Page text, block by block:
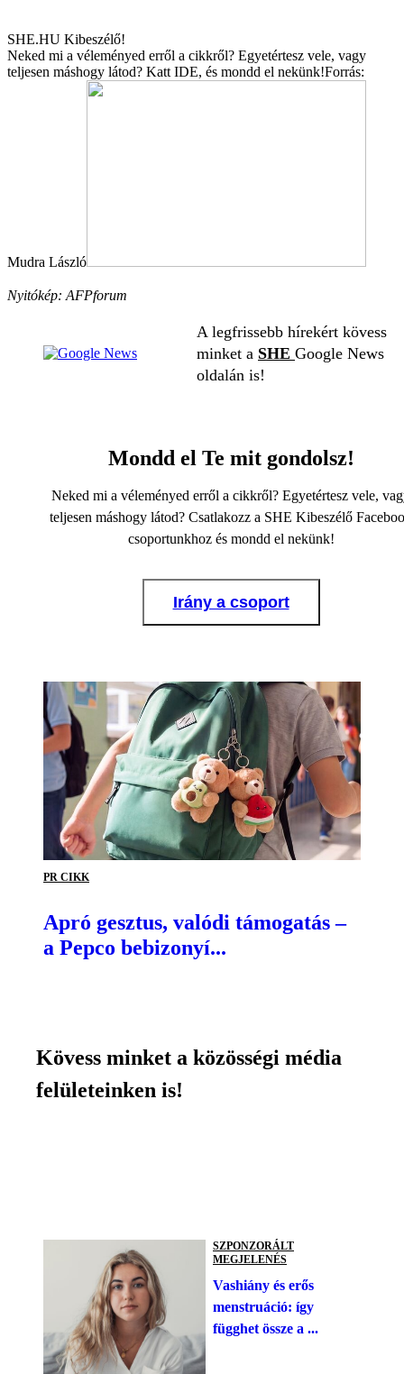
SHE.HU Kibeszélő!
Neked mi a véleményed erről a cikkről? Egyetértesz vele, vagy
teljesen máshogy látod? Katt IDE, és mondd el nekünk!Forrás:
Mudra László
Nyitókép: AFPforum
A legfrissebb hírekért kövess
minket a SHE Google News
oldalán is!
Mondd el Te mit gondolsz!
Neked mi a véleményed erről a cikkről? Egyetértesz vele,
teljesen máshogy látod? Csatlakozz a SHE Kibeszélő
csoportunkhoz és mondd el nekünk!
Irány a csoport
PR CIKK
Apró gesztus, valódi támogatás –
a Pepco bebizonyí...
Kövess minket a közösségi média
felületeinken is!
SZPONZORÁLT
MEGJELENÉS
Vashiány és erős
menstruáció: így
függhet össze a ...